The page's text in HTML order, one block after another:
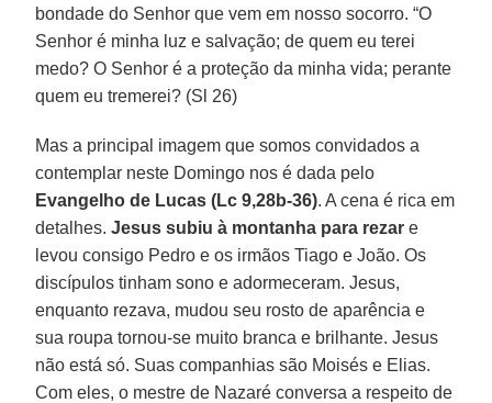
bondade do Senhor que vem em nosso socorro. “O
Senhor é minha luz e salvação; de quem eu terei
medo? O Senhor é a proteção da minha vida; perante
quem eu tremerei? (Sl 26)
Mas a principal imagem que somos convidados a
contemplar neste Domingo nos é dada pelo
Evangelho de Lucas (Lc 9,28b-36). A cena é rica em
detalhes.Jesus subiu à montanha para rezar e
levou consigo Pedro e os irmãos Tiago e João. Os
discípulos tinham sono e adormeceram. Jesus,
enquanto rezava, mudou seu rosto de aparência e
sua roupa tornou-se muito branca e brilhante. Jesus
não está só. Suas companhias são Moisés e Elias.
Com eles, o mestre de Nazaré conversa a respeito de